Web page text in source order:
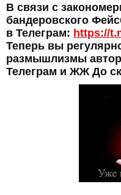
В связи с
бандеровского
в Телеграм: https://
Теперь вы
размышлизмы
Телеграм и ЖЖ До